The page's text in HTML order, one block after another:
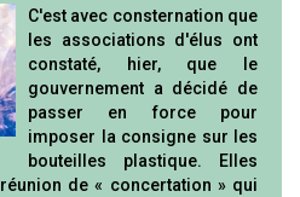
C'est avec consternation que
les associations d'élus ont
constaté, hier, que le
gouvernement a décidé de
passer en force pour
imposer la consigne sur les
bouteilles plastique. Elles
de « concertation » qui